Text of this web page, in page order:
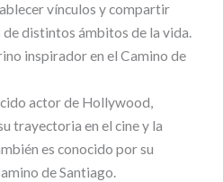
vínculos y compartir
distintos ámbitos de la vida.
inspirador en el Camino de
actor de Hollywood,
trayectoria en el cine y la
es conocido por su
de Santiago.